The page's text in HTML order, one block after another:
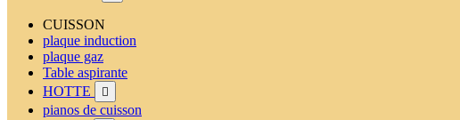
CUISSON
plaque induction
plaque gaz
Table aspirante
HOTTE

pianos de cuisson